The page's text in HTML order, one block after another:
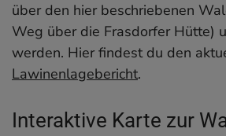
über den hier beschriebenen
Weg über die Frasdorfer Hütte)
werden. Hier findest du den
Lawinenlagebericht.
Interaktive Karte zur